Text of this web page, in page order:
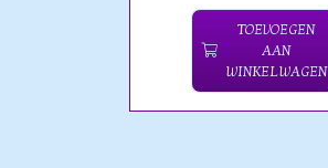
TOEVOEGEN
AAN
WINKELWAGEN